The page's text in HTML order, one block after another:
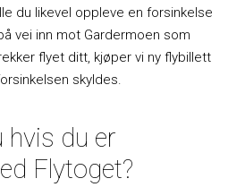
du likevel oppleve en forsinkelse
vei inn mot Gardermoen som
flyet ditt, kjøper vi ny flybillett
skyldes.
hvis du er
Flytoget?